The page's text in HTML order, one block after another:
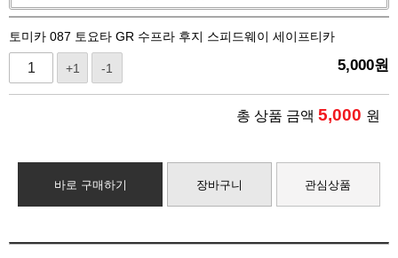
토미카 087 토요타 GR 수프라 후지 스피드웨이 세이프티카
+1 -1 5,000원
총 상품 금액 5,000 원
바로 구매하기 장바구니 관심상품